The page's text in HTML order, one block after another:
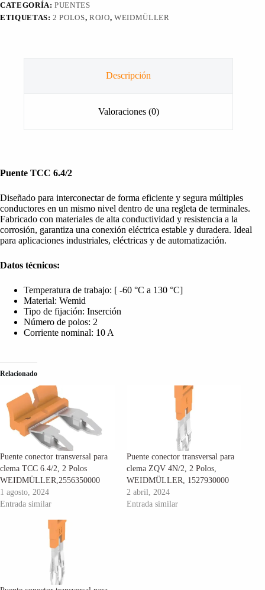
Polos
WEIDMÜLLER,2556390000
CATEGORÍA:PUENTES
ETIQUETAS:2 POLOS,ROJO, WEIDMÜLLER
Descripción
Valoraciones (0)
Puente TCC 6.4/2
Diseñado para interconectar de forma eficiente y segura múltiples
conductores en un mismo nivel dentro de una regleta de terminales.
Fabricado con materiales de alta conductividad y resistencia a la
corrosión, garantiza una conexión eléctrica estable y duradera. Ideal
para aplicaciones industriales, eléctricas y de automatización.
Datos técnicos:
Temperatura de trabajo: [ -60 °C a 130 °C]
Material: Wemid
Tipo de fijación: Inserción
Número de polos: 2
Corriente nominal: 10 A
Relacionado
Puente conector transversal para
clema TCC 6.4/2, 2 Polos
WEIDMÜLLER,2556350000
1 agosto, 2024
Entrada similar
Puente conector transversal para
clema ZQV 4N/2, 2 Polos,
WEIDMÜLLER, 1527930000
2 abril, 2024
Entrada similar